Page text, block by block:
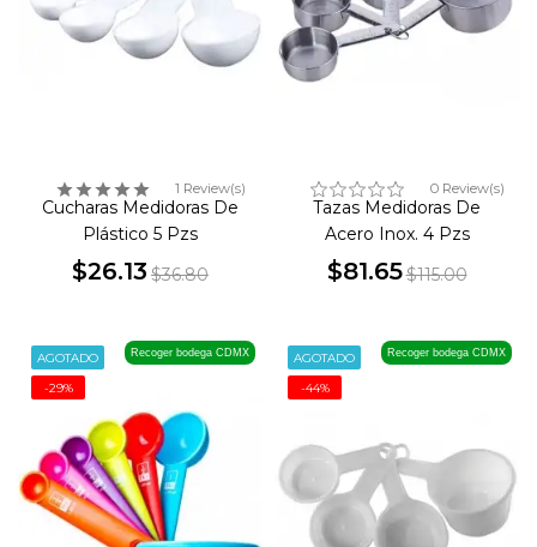
1 Review(s)
Cucharas Medidoras De
Plástico 5 Pzs
$26.13 $36.80
0 Review(s)
Tazas Medidoras De
Acero Inox. 4 Pzs
$81.65$115.00
Recoger bodega CDMX
AGOTADO
-29%
Recoger bodega CDMX
AGOTADO
-44%